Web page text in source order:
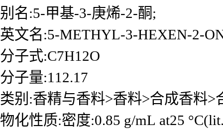
别名:5-甲基-3-庚烯-2-酮;
英文名:5-METHYL-3-HEXEN-2-
分子式:C7H12O
分子量:112.17
类别:香精与香料>香料>合成香料>
物化性质:密度:0.85 g/mL at25